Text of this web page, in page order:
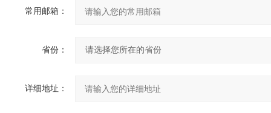
常用邮箱：
省份：
详细地址：